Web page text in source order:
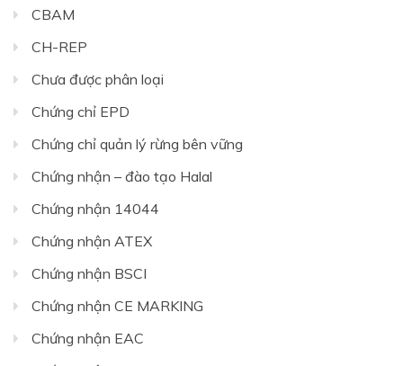
CBAM
CH-REP
Chưa được phân loại
Chứng chỉ EPD
Chứng chỉ quản lý rừng bên vững
Chứng nhận – đào tạo Halal
Chứng nhận 14044
Chứng nhận ATEX
Chứng nhận BSCI
Chứng nhận CE MARKING
Chứng nhận EAC